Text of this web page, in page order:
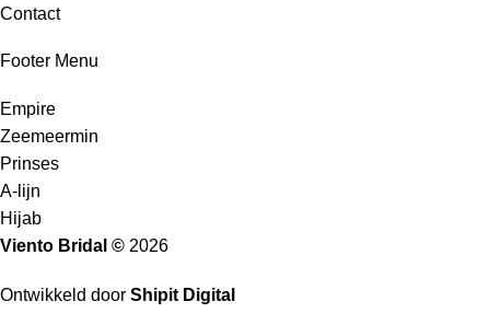
Contact
Footer Menu
Empire
Zeemeermin
Prinses
A-lijn
Hijab
Viento Bridal © 2026
Ontwikkeld door Shipit Digital